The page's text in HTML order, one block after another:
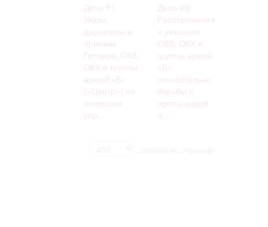
Дело 91.
Указы,
директивы и
приказы
Гитлера, ОКВ,
ОКХ и группы
армий «Б»
(«Центр») по
вопросам
упр...
Дело 99.
Распоряжения
и указания
ОКВ, ОКХ и
группы армий
«Б»
относительно
борьбы с
пропагандой
п...